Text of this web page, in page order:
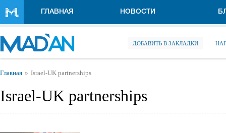
ГЛАВНАЯ НОВОСТИ
ДОБАВИТЬ В ЗАКЛАДКИ
Вы здесь
Главная Israel-UK partnerships
Israel-UK partnerships